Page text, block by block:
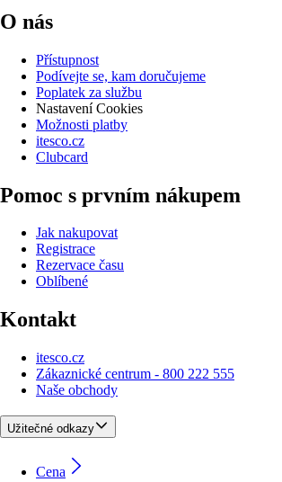
O nás
Přístupnost
Podívejte se, kam doručujeme
Poplatek za službu
Nastavení Cookies
Možnosti platby
itesco.cz
Clubcard
Pomoc s prvním nákupem
Jak nakupovat
Registrace
Rezervace času
Oblíbené
Kontakt
itesco.cz
Zákaznické centrum - 800 222 555
Naše obchody
Užitečné odkazy
Cena